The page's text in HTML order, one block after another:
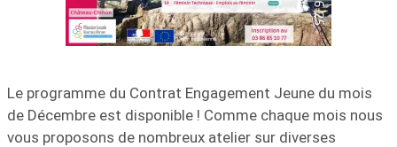
Le programme du Contrat Engagement Jeune du mois
de Décembre est disponible ! Comme chaque mois nous
vous proposons de nombreux atelier sur diverses